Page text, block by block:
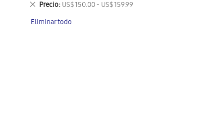
Precio US$ 150.00 - US$ 159.99
Eliminar
artículo
Eliminar todo